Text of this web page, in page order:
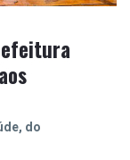
do